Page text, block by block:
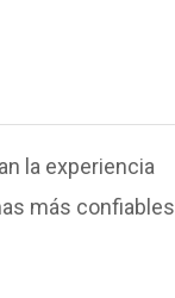
la experiencia
más confiables